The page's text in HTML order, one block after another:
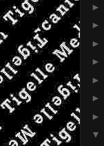
►
►
►
►
►
►
►
▼